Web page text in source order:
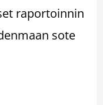
raportoinnin
sote